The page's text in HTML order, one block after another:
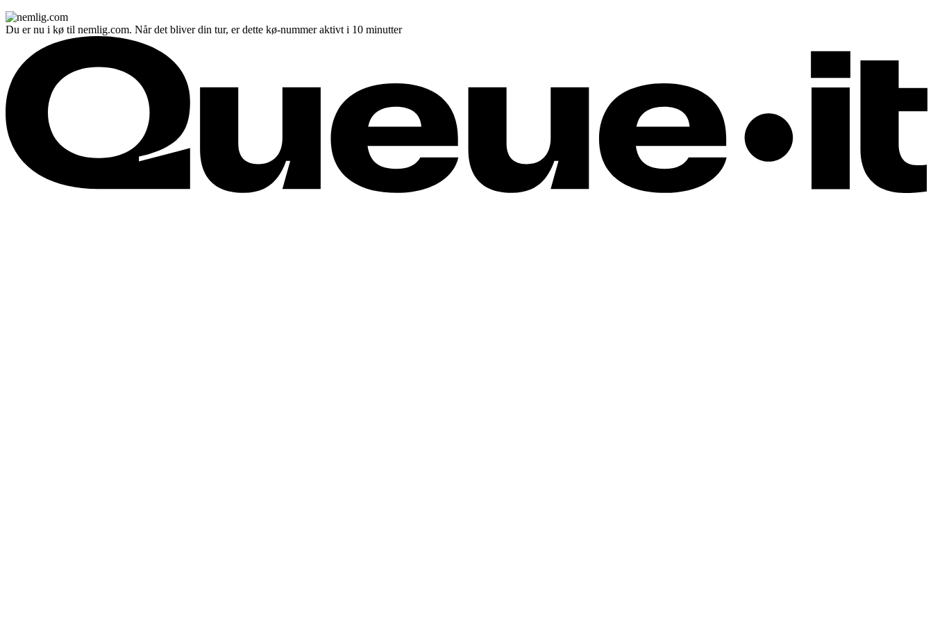
Du er nu i kø til nemlig.com. Når det bliver din tur, er dette kø-nummer aktivt i 10 minutter